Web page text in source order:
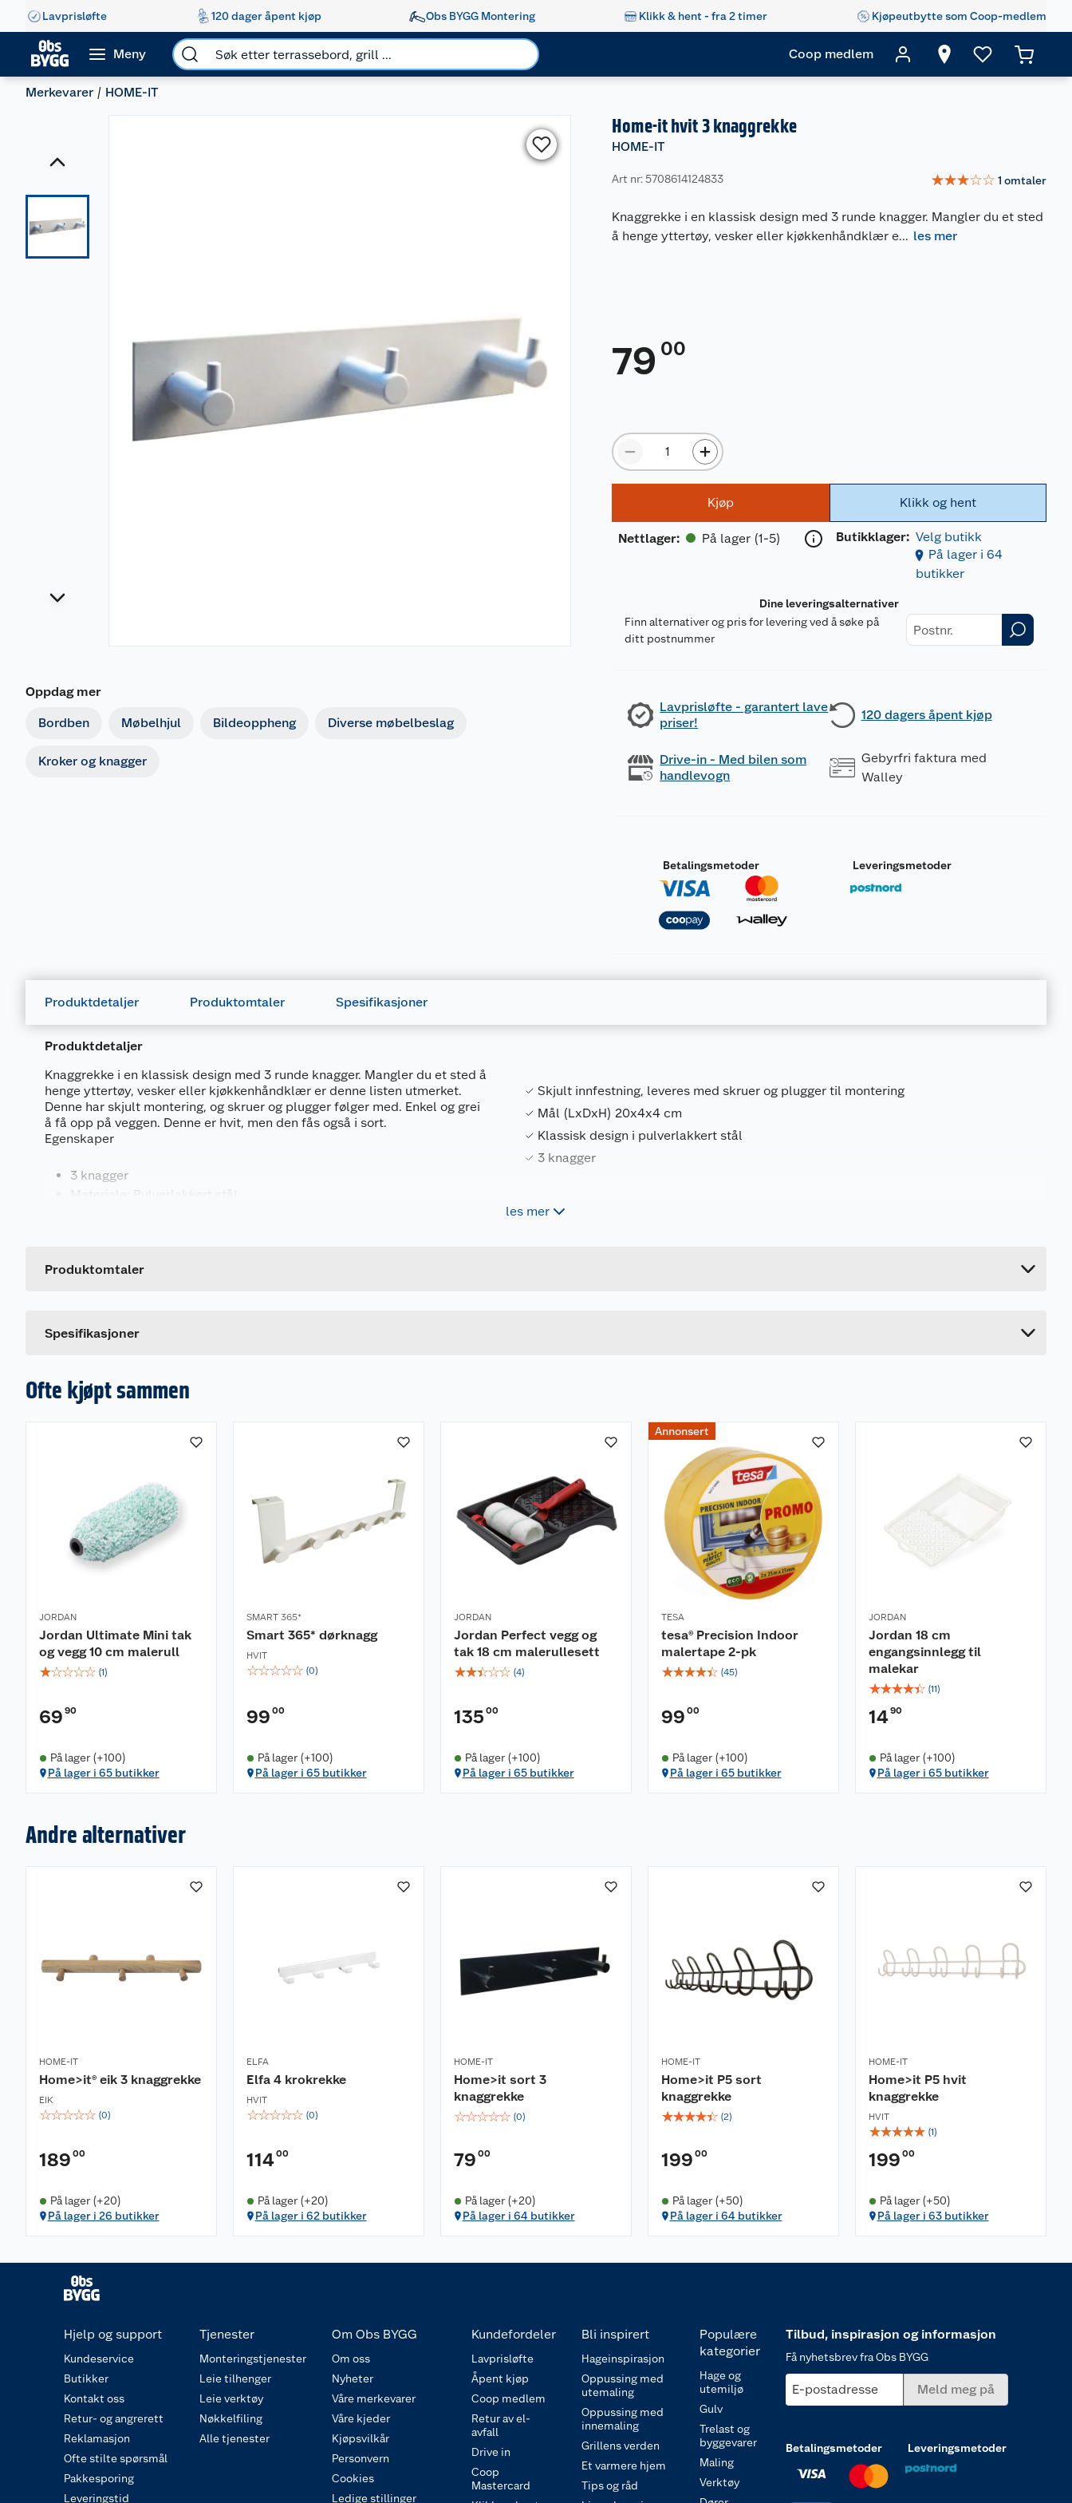
Lavprisløfte 120 dager åpent kjøp Obs BYGG Montering Klikk & hent - fra 2 timer Kjøpeutbytte som Coop-medlem
Meny Coop medlem
Merkevarer HOME-IT
Oppdag mer
Bordben Møbelhjul Bildeoppheng Diverse møbelbeslag
Kroker og knagger
Home-it hvit 3 knaggrekke
HOME-IT
Art nr: 5708614124833 ☆☆☆☆☆ 1 omtaler
Knaggrekke i en klassisk design med 3 runde knagger. Mangler du et sted
å henge yttertøy, vesker eller kjøkkenhåndklær e... les mer
79 00
Kjøp
Nettlager: På lager (1-5)
Klikk og hent
Butikklager: Velg butikk
På lager i 64
butikker
Dine leveringsalternativer
Finn alternativer og pris for levering ved å søke på
ditt postnummer
Lavprisløfte - garantert lave
priser!
120 dagers åpent kjøp
Drive-in - Med bilen som
handlevogn
Gebyrfri faktura med
Walley
Betalingsmetoder Leveringsmetoder
Produktdetaljer Produktomtaler Spesifikasjoner
Produktdetaljer
Knaggrekke i en klassisk design med 3 runde knagger. Mangler du et sted å
henge yttertøy, vesker eller kjøkkenhåndklær er denne listen utmerket.
Denne har skjult montering, og skruer og plugger følger med. Enkel og grei
å få opp på veggen. Denne er hvit, men den fås også i sort.
Egenskaper
3 knagger
Materiale: Pulverlakkert stål
Leveres med skruer og plugger til montering.
Lengde: 20 cm
Skjult innfestning, leveres med skruer og plugger til montering
Mål (LxDxH) 20x4x4 cm
Klassisk design i pulverlakkert stål
3 knagger
les mer
Produktomtaler
Spesifikasjoner
Leverandørens artikkelnummer
Forpakningsmål
Ofte kjøpt sammen
JORDAN
Jordan Ultimate Mini tak
og vegg 10 cm malerull
☆☆☆☆☆ (1)
69 90
På lager (+100)
På lager i 65 butikker
SMART 365*
Smart 365* dørknagg
HVIT
☆☆☆☆☆ (0)
99 00
På lager (+100)
På lager i 65 butikker
JORDAN
Jordan Perfect vegg og
tak 18 cm malerullesett
☆☆☆☆☆ (4)
135 00
På lager (+100)
På lager i 65 butikker
Annonsert
TESA
tesa® Precision Indoor
malertape 2-pk
☆☆☆☆☆ (45)
99 00
På lager (+100)
På lager i 65 butikker
JORDAN
Jordan 18 cm
engangsinnlegg til
malekar
☆☆☆☆☆ (11)
1490
På lager (+100)
På lager i 65 butikker
Andre alternativer
HOME-IT
Home>it® eik 3 knaggrekke
EIK
☆☆☆☆☆ (0)
189 00
På lager (+20)
På lager i 26 butikker
ELFA
Elfa 4 krokrekke
HVIT
☆☆☆☆☆ (0)
11400
På lager (+20)
På lager i 62 butikker
HOME-IT
Home>it sort 3
knaggrekke
☆☆☆☆☆ (0)
79 00
På lager (+20)
På lager i 64 butikker
HOME-IT
Home>it P5 sort
knaggrekke
☆☆☆☆☆ (2)
199 00
På lager (+50)
På lager i 64 butikker
HOME-IT
Home>it P5 hvit
knaggrekke
HVIT
☆☆☆☆☆ (1)
199 00
På lager (+50)
På lager i 63 butikker
Hjelp og support
Kundeservice
Butikker
Kontakt oss
Retur- og angrerett
Reklamasjon
Ofte stilte spørsmål
Pakkesporing
Leveringstid
Tjenester
Monteringstjenester
Leie tilhenger
Leie verktøy
Nøkkelfiling
Alle tjenester
Om Obs BYGG
Om oss
Nyheter
Våre merkevarer
Våre kjeder
Kjøpsvilkår
Personvern
Cookies
Ledige stillinger
Kundefordeler
Lavprisløfte
Åpent kjøp
Coop medlem
Retur av el-
avfall
Drive in
Coop
Mastercard
Bli inspirert
Hageinspirasjon
Oppussing med
utemaling
Oppussing med
innemaling
Grillens verden
Et varmere hjem
Tips og råd
Populære
kategorier
Hage og
utemiljø
Gulv
Trelast og
byggevarer
Maling
Verktøy
Tilbud, inspirasjon og informasjon
Få nyhetsbrev fra Obs BYGG
E-postadresse Meld meg på
Betalingsmetoder Leveringsmetoder